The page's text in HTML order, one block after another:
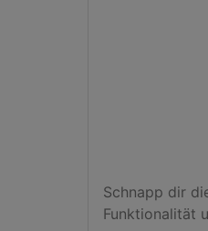
Schnapp dir
Funktionalität